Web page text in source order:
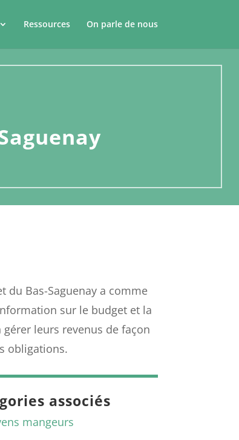
Ressources On parle de nous
du Bas-Saguenay a comme
sur le budget et la
leurs revenus de façon
obligations.
associés
mangeurs